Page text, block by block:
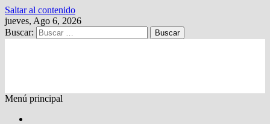
Saltar al contenido
jueves, Ago 6, 2026
Buscar:
Menú principal